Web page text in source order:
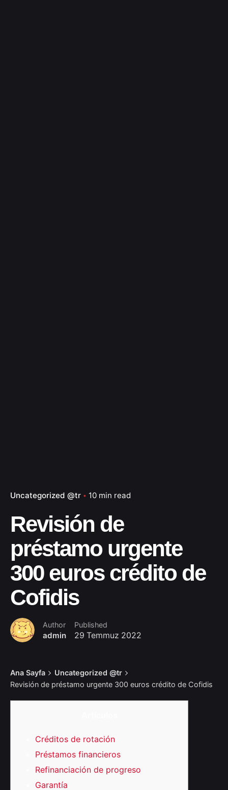
Uncategorized @tr 10 min read
Revisión de
préstamo urgente
300 euros crédito de
Cofidis
Author
admin
Published
29 Temmuz 2022
Ana Sayfa
Uncategorized @tr
Revisión de préstamo urgente 300 euros crédito de Cofidis
Créditos de rotación
Préstamos financieros
Refinanciación de progreso
Garantía